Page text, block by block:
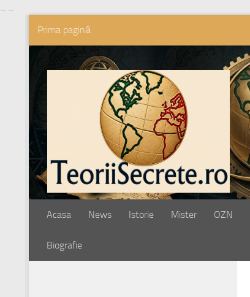
... ...
Skip to content
Prima pagină
Acasa News Istorie Mister OZN
Biografie